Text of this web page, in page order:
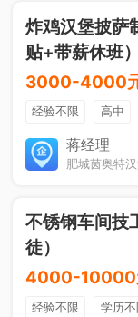
炸鸡汉堡披萨
贴+带薪休班）
3000-4000
经验不限 高中
节日福利
夜班补
晋升机会
蒋经理
肥城茵奥特
不锈钢车间技
徒）
4000-10000
经验不限 学历不